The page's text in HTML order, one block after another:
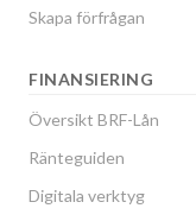
Skapa förfrågan
FINANSIERING
Översikt BRF-Lån
Ränteguiden
Digitala verktyg